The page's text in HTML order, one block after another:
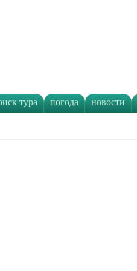
новости
погода
тура